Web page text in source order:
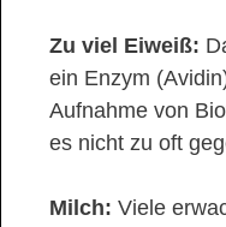
Zu viel Eiweiß:
ein Enzym
Aufnahme von
es nicht zu oft
Milch: Viele